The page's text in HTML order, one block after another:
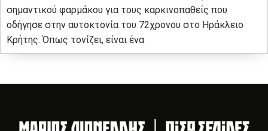
σημαντικού φαρμάκου για τους καρκινοπαθείς που
οδήγησε στην αυτοκτονία του 72χρονου στο Ηράκλειο
Κρήτης. Όπως τονίζει, είναι ένα